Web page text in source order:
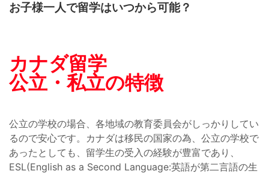
お子様一人で留学はいつから可能？
カナダ留学
公立・私立の特徴
公立の学校の場合、各地域の教育委員会がしっかりしてい
るので安心です。カナダは移民の国家の為、公立の学校で
あったとしても、留学生の受入の経験が豊富であり、
ESL(English as a Second Language:英語が第二言語の生